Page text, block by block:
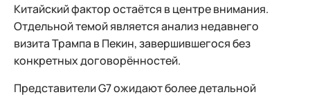
Китайский фактор остаётся в центре внимания.
Отдельной темой является анализ недавнего
визита Трампа в Пекин, завершившегося без
конкретных договорённостей.
Представители G7 ожидают более детальной